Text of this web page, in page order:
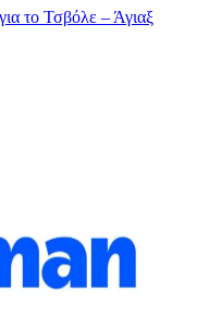
το Τσβόλε – Άγιαξ